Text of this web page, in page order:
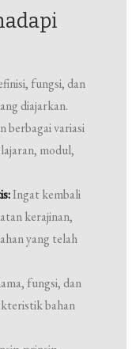
fungsi, dan
diajarkan.
berbagai variasi
modul,
Ingat kembali
kerajinan,
yang telah
fungsi, dan
bahan